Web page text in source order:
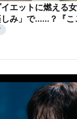
エットに燃える
み」で……？『こ